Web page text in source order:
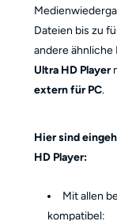
Dateien bis zu
andere ähnliche
Ultra HD Player
extern für PC.
Hier sind
HD Player:
Mit allen
kompatibel: